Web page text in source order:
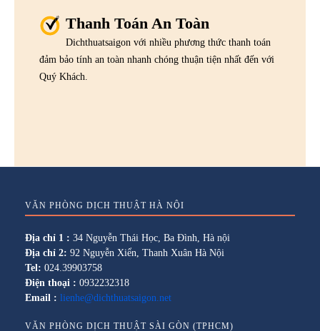
Thanh Toán An Toàn
Dichthuatsaigon với nhiều phương thức thanh toán
đảm bảo tính an toàn nhanh chóng thuận tiện nhất đến với
Quý Khách.
VĂN PHÒNG DỊCH THUẬT HÀ NỘI
Địa chỉ 1 : 34 Nguyễn Thái Học, Ba Đình, Hà nội
Địa chỉ 2: 92 Nguyễn Xiển, Thanh Xuân Hà Nội
Tel: 024.39903758
Điện thoại : 0932232318
Email : lienhe@dichthuatsaigon.net
VĂN PHÒNG DỊCH THUẬT SÀI GÒN (TPHCM)